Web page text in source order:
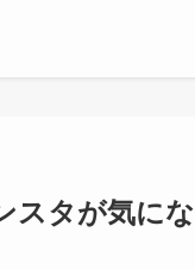
スタが気にな